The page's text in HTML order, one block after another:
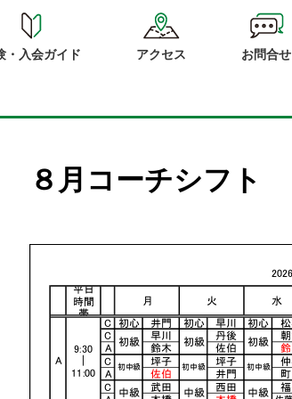
・入会ガイド アクセス お問合せ
８月コーチシフト